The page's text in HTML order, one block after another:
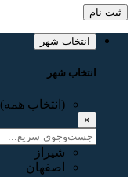
ثبت نام
انتخاب شهر
انتخاب شهر
(انتخاب همه)
×
شیراز
اصفهان